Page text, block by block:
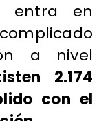
entra en
a nivel
2.174
con el